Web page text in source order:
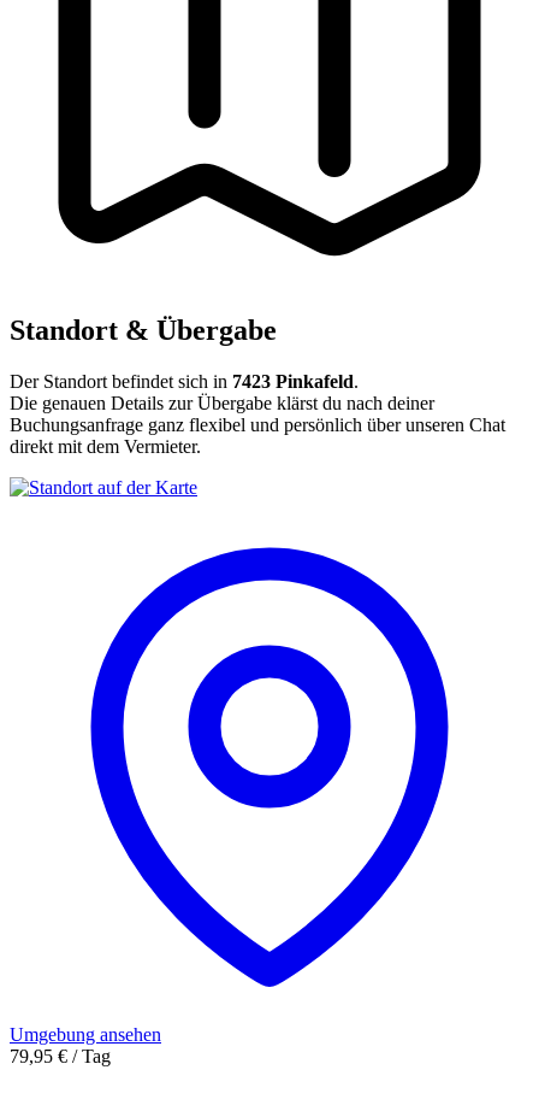
Standort & Übergabe
Der Standort befindet sich in 7423 Pinkafeld.
Die genauen Details zur Übergabe klärst du nach deiner
Buchungsanfrage ganz flexibel und persönlich über unseren Chat
direkt mit dem Vermieter.
Umgebung ansehen
79,95 € / Tag